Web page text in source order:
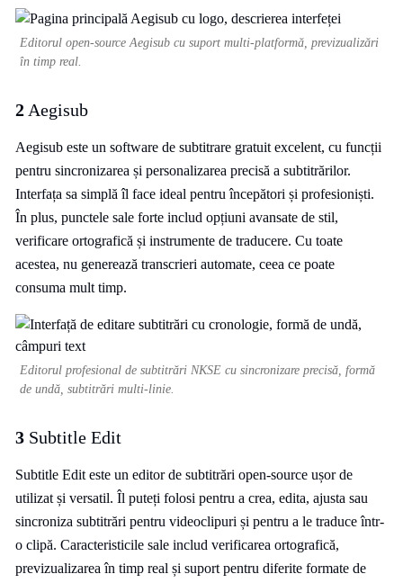
Editorul open-source Aegisub cu suport multi-platformă, previzualizări
în timp real.
2 Aegisub
Aegisub este un software de subtitrare gratuit excelent, cu funcții
pentru sincronizarea și personalizarea precisă a subtitrărilor.
Interfața sa simplă îl face ideal pentru începători și profesioniști.
În plus, punctele sale forte includ opțiuni avansate de stil,
verificare ortografică și instrumente de traducere. Cu toate
acestea, nu generează transcrieri automate, ceea ce poate
consuma mult timp.
Editorul profesional de subtitrări NKSE cu sincronizare precisă, formă
de undă, subtitrări multi-linie.
3 Subtitle Edit
Subtitle Edit este un editor de subtitrări open-source ușor de
utilizat și versatil. Îl puteți folosi pentru a crea, edita, ajusta sau
sincroniza subtitrări pentru videoclipuri și pentru a le traduce într-
o clipă. Caracteristicile sale includ verificarea ortografică,
previzualizarea în timp real și suport pentru diferite formate de